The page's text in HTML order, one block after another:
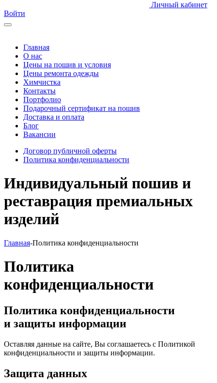
Личный кабинет
Войти
Главная
О нас
Цены на пошив и условия
Цены ремонта одежды
Химчистка
Контакты
Портфолио
Подарочный сертификат на пошив
Доставка и оплата
Блог
Вакансии
Договор публичной оферты
Политика конфиденциальности
Индивидуальный пошив и
реставрация премиальных
изделий
Главная-Политика конфиденциальности
Политика
конфиденциальности
Политика конфиденциальности
и защиты информации
Оставляя данные на сайте, Вы соглашаетесь с Политикой
конфиденциальности и защиты информации.
Защита данных